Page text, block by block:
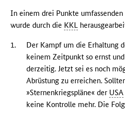
In einem drei Punkte umfassenden
wurde durch die KKL
1.
Der Kampf um die Erhaltung
keinem Zeitpunkt so ernst
derzeitig. Jetzt sei es noch
Abrüstung zu erreichen.
»Sternenkriegspläne« der USA
keine Kontrolle mehr. Die